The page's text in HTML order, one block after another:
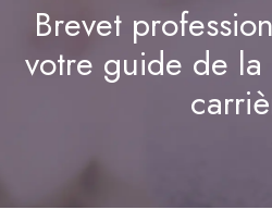
Brevet
votre guide de